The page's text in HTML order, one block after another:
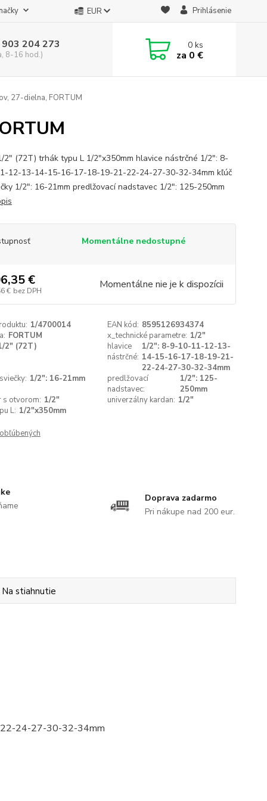
EUR Prihlásenie
204 273
8-16 hod.)
0ks
za 0 €
27-dielna, FORTUM
2" (72T) trhák typu L 1/2"x350mm hlavice nástrčné 1/2": 8-
12-13-14-15-16-17-18-19-21-22-24-27-30-32-34mm kľúč
1/2": 16-21mm predlžovací nadstavec 1/2": 125-250mm
Momentálne nedostupné
€
€ bez DPH Momentálne nie je k dispozícii
1/4700014 EAN kód: 8595126934374
FORTUM x_technické parametre: 1/2"
2" (72T)
hlavice
nástrčné:
1/2": 8-9-10-11-12-13-
14-15-16-17-18-19-21-
22-24-27-30-32-34mm
1/2": 16-21mm
predlžovací
nadstavec:
1/2": 125-
250mm
s otvorom: 1/2" univerzálny kardan: 1/2"
L: 1/2"x350mm
Doprava zadarmo
Pri nákupe nad 200 eur.
Na stiahnutie
24-27-30-32-34mm